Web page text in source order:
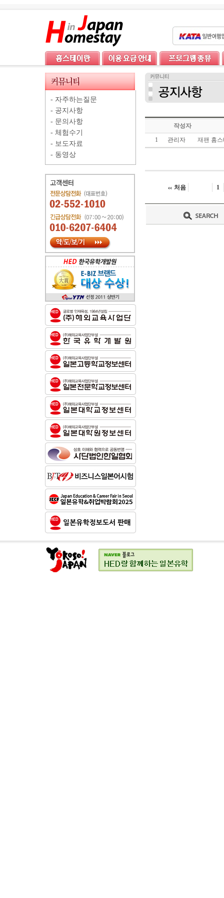
- 자주하는질문
- 공지사항
- 문의사항
- 체험수기
- 보도자료
- 동영상
작성자
1
관리자 재팬 홈
처음 1